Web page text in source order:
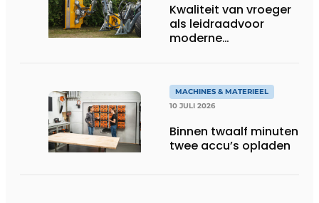
Kwaliteit van vroeger
als leidraadvoor
moderne
MACHINES & MATERIEEL
10 JULI 2026
Binnen twaalf minuten
twee accu’s opladen